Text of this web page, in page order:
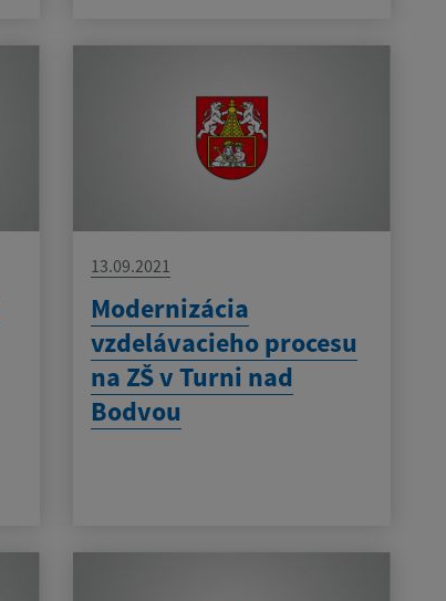
13.09.2021
Modernizácia
vzdelávacieho procesu
na ZŠ v Turni nad
Bodvou